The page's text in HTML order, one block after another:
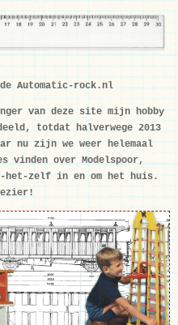
Automatic-rock.nl
van deze site mijn hobby
totdat halverwege 2013
nu zijn we weer helemaal
over Modelspoor,
het-zelf in en om het huis.